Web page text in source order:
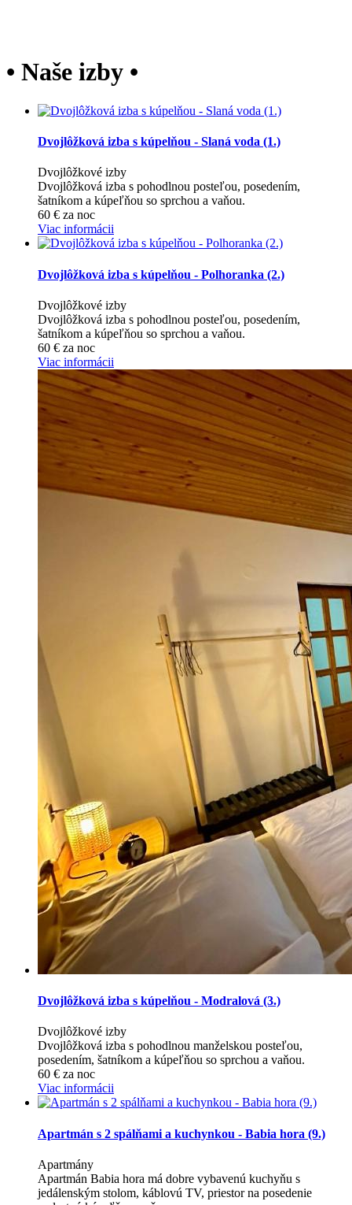
• Naše izby •
Dvojlôžková izba s kúpelňou - Slaná voda (1.)
Dvojlôžkové izby
Dvojlôžková izba s pohodlnou posteľou, posedením,
šatníkom a kúpeľňou so sprchou a vaňou.
60 € za noc
Viac informácii
Dvojlôžková izba s kúpelňou - Polhoranka (2.)
Dvojlôžkové izby
Dvojlôžková izba s pohodlnou posteľou, posedením,
šatníkom a kúpeľňou so sprchou a vaňou.
60 € za noc
Viac informácii
Dvojlôžková izba s kúpelňou - Modralová (3.)
Dvojlôžkové izby
Dvojlôžková izba s pohodlnou manželskou posteľou,
posedením, šatníkom a kúpeľňou so sprchou a vaňou.
60 € za noc
Viac informácii
Apartmán s 2 spálňami a kuchynkou - Babia hora (9.)
Apartmány
Apartmán Babia hora má dobre vybavenú kuchyňu s
jedálenským stolom, káblovú TV, priestor na posedenie